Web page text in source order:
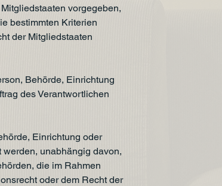
vorgegeben,
bestimmten Kriterien
der Mitgliedstaaten
Behörde, Einrichtung
des Verantwortlichen
Einrichtung oder
unabhängig davon,
die im Rahmen
oder dem Recht der